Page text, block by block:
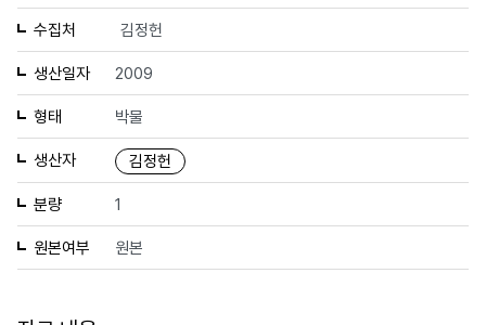
수집처 김정헌
생산일자 2009
형태 박물
생산자 김정헌
분량 1
원본여부 원본